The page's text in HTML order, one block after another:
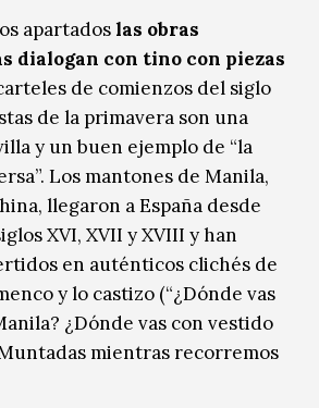
apartadoslas obras
dialogan con tino con piezas
de comienzos del siglo
de la primavera son una
y un buen ejemplo de “la
Los mantones de Manila,
llegaron a España desde
XVI, XVII y XVIII y han
en auténticos clichés de
y lo castizo (“¿Dónde vas
¿Dónde vas con vestido
mientras recorremos